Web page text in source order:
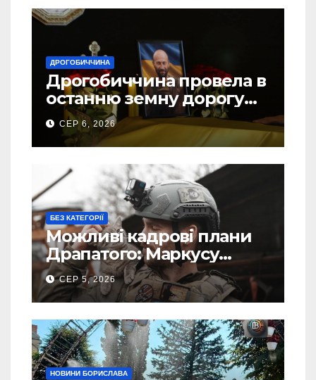
ДРОГОБИЧЧИНА
Дрогобиччина провела в
останню земну дорогу
свого Захисника – Олега
Торського
СЕР 6, 2026
БЕЗ КАТЕГОРІЇ
Можливі кадрові плани
Драпатого: Маркусу
пророкують важливу
посаду у ЗСУ
СЕР 5, 2026
НОВИНИ БОРИСЛАВА